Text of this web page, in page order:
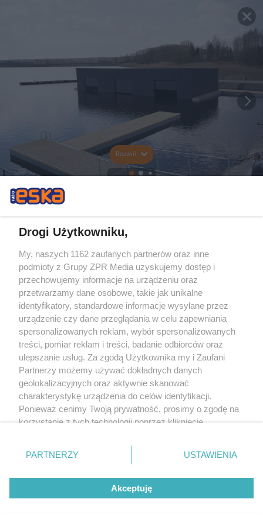
Rozwiń
Drogi Użytkowniku,
My, naszych 1162 zaufanych partnerów oraz inne
podmioty z Grupy ZPR Media uzyskujemy dostęp i
przechowujemy informacje na urządzeniu oraz
przetwarzamy dane osobowe, takie jak unikalne
identyfikatory, standardowe informacje wysyłane przez
urządzenie czy dane przeglądania w celu zapewniania
spersonalizowanych reklam, wybór spersonalizowanych
treści, pomiar reklam i treści, badanie odbiorców oraz
ulepszanie usług. Za zgodą Użytkownika my i Zaufani
Partnerzy możemy używać dokładnych danych
geolokalizacyjnych oraz aktywnie skanować
charakterystykę urządzenia do celów identyfikacji.
Ponieważ cenimy Twoją prywatność, prosimy o zgodę na
korzystanie z tych technologii poprzez kliknięcie
zmienić/wycofać klikając przycisk ustawień prywatności
znajdujący się w lewym dolnym rogu strony
rodzaje przetwarzania danych nie wymagają zgody
użytkownika, ale masz prawo sprzeciwić się takiemu
przetwarzaniu. Preferencje będą miały zastosowanie tylko
PARTNERZY USTAWIENIA
Akceptuję